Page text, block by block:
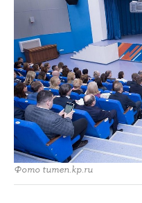
Фото tumen.kp.ru